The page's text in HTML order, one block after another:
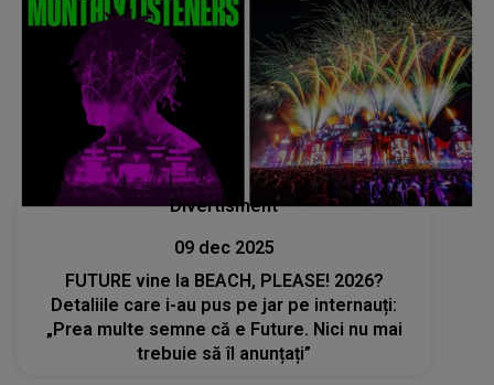
Divertisment
09 dec 2025
FUTURE vine la BEACH, PLEASE! 2026?
Detaliile care i-au pus pe jar pe internauți:
„Prea multe semne că e Future. Nici nu mai
trebuie să îl anunțați”